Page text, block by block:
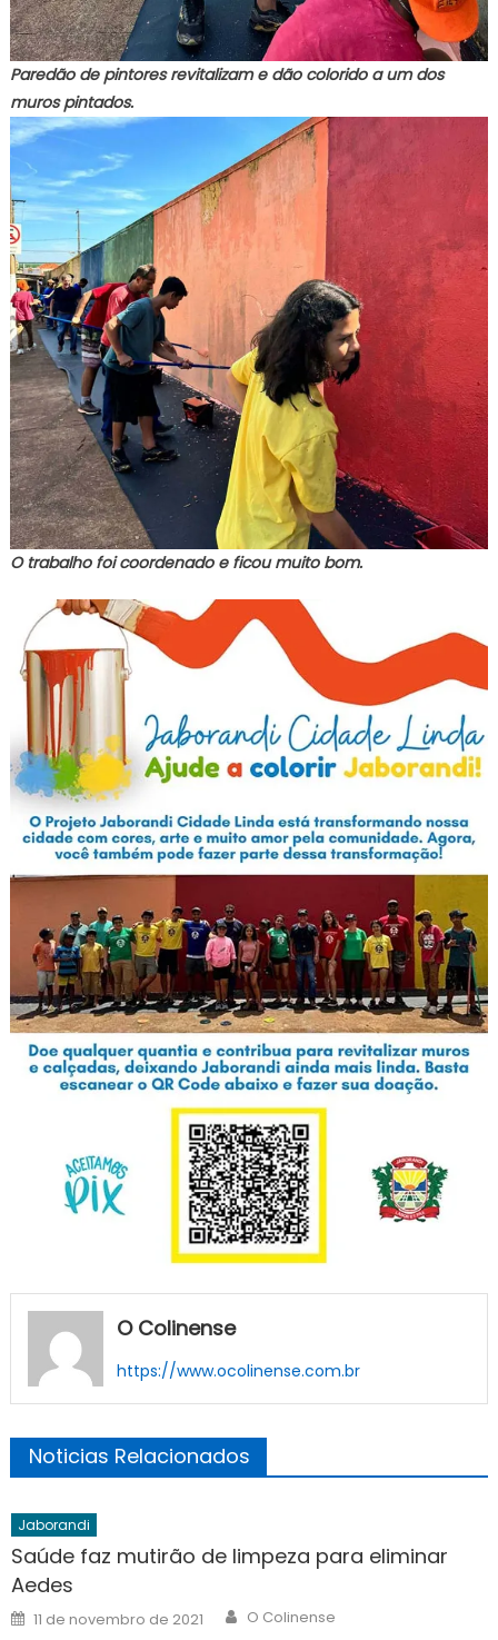
Paredão de pintores revitalizam e dão colorido a um dos
muros pintados.
O trabalho foi coordenado e ficou muito bom.
O Colinense
https://www.ocolinense.com.br
Noticias Relacionados
Jaborandi
Saúde faz mutirão de limpeza para eliminar
Aedes
Posted
on
11 de novembro de 2021 Author
O Colinense